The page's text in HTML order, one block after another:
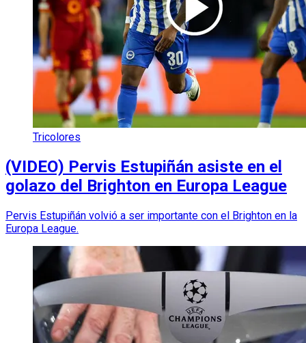
Tricolores
(VIDEO) Pervis Estupiñán asiste en el
golazo del Brighton en Europa League
Pervis Estupiñán volvió a ser importante con el Brighton en la
Europa League.